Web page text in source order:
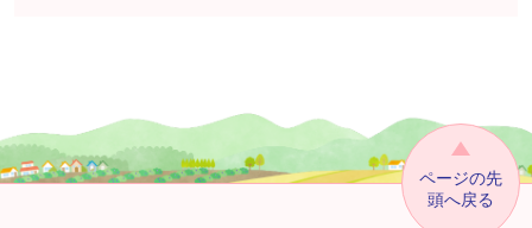
ページの先
頭へ戻る